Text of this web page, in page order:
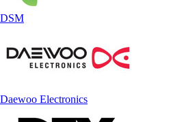
DSM
Daewoo Electronics